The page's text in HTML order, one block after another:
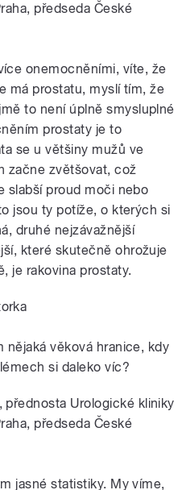
předseda České
onemocněními, víte, že
má prostatu, myslí tím, že
to není úplně smysluplné
prostaty je to
se u většiny mužů ve
začne zvětšovat, což
slabší proud moči nebo
jsou ty potíže, o kterých si
druhé nejzávažnější
které skutečně ohrožuje
je rakovina prostaty.
nějaká věková hranice, kdy
si daleko víc?
přednosta Urologické kliniky
předseda České
jasné statistiky. My víme,